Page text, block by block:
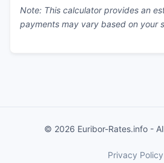
Note: This calculator provides an
payments may vary based on your
© 2026 Euribor-Rates.info -
Privacy Policy